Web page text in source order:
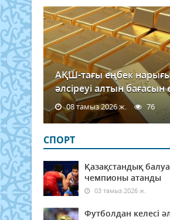
АҚШ-тағы еңбек
әлсіреуі алтын бағасын
08 тамыз 2026 ж. 76
СПОРТ
Қазақстандық
чемпионы атанды
03 тамыз 2026 ж.
Футболдан келесі